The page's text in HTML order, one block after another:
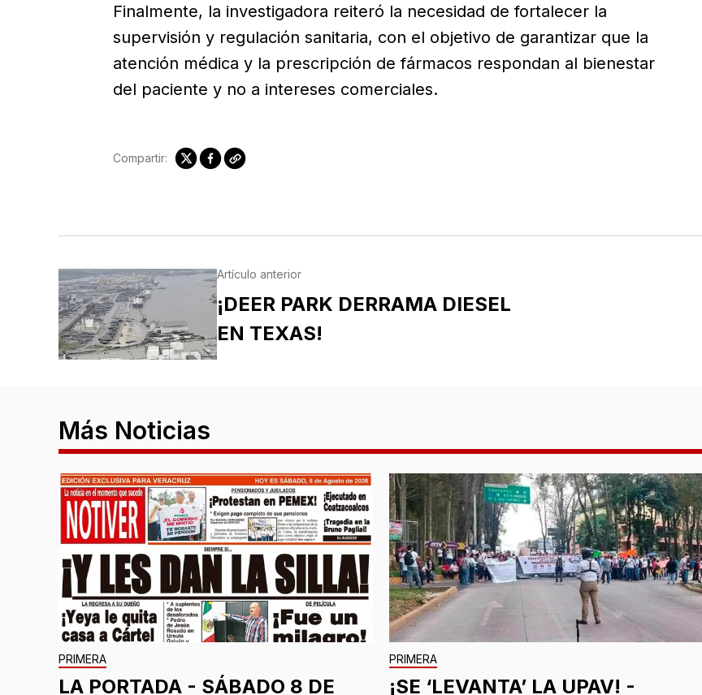
Finalmente, la investigadora reiteró la necesidad de fortalecer la
supervisión y regulación sanitaria, con el objetivo de garantizar que la
atención médica y la prescripción de fármacos respondan al bienestar
del paciente y no a intereses comerciales.
Compartir:
Artículo anterior
¡DEER PARK DERRAMA DIESEL
EN TEXAS!
Más Noticias
PRIMERA
LA PORTADA - SÁBADO 8 DE
PRIMERA
¡SE ‘LEVANTA’ LA UPAV! -